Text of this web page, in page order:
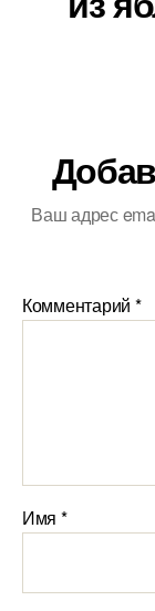
Ваш адрес
Комментарий *
Имя *